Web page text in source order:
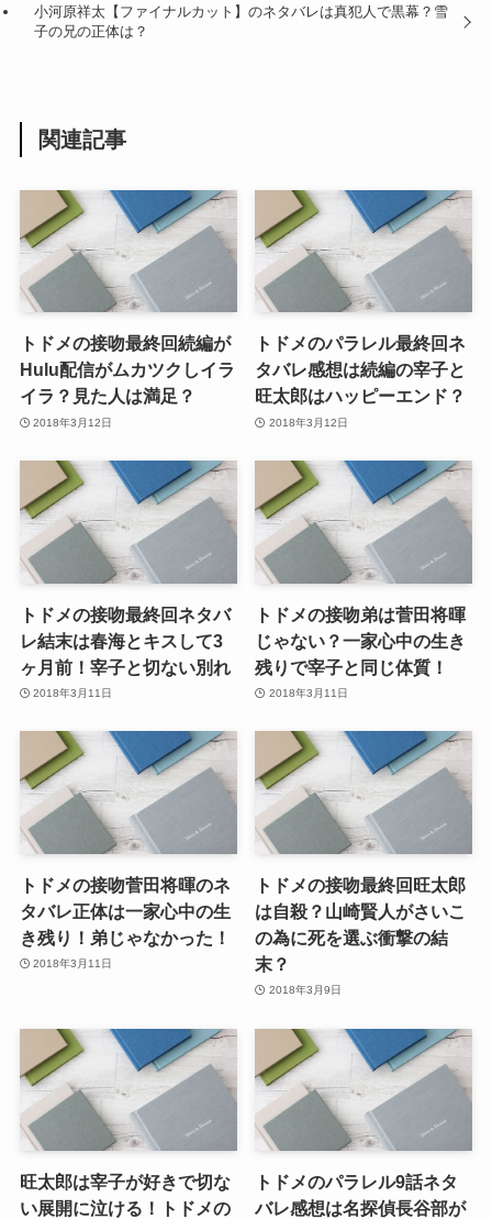
小河原祥太【ファイナルカット】のネタバレは真犯人で黒幕？雪
子の兄の正体は？
関連記事
トドメの接吻最終回続編が
Hulu配信がムカツクしイラ
イラ？見た人は満足？
2018年3月12日
トドメのパラレル最終回ネ
タバレ感想は続編の宰子と
旺太郎はハッピーエンド？
2018年3月12日
トドメの接吻最終回ネタバ
レ結末は春海とキスして3
ヶ月前！宰子と切ない別れ
2018年3月11日
トドメの接吻弟は菅田将暉
じゃない？一家心中の生き
残りで宰子と同じ体質！
2018年3月11日
トドメの接吻菅田将暉のネ
タバレ正体は一家心中の生
き残り！弟じゃなかった！
2018年3月11日
トドメの接吻最終回旺太郎
は自殺？山崎賢人がさいこ
の為に死を選ぶ衝撃の結
末？
2018年3月9日
旺太郎は宰子が好きで切な
い展開に泣ける！トドメの
トドメのパラレル9話ネタ
バレ感想は名探偵長谷部が